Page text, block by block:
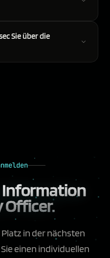
Sie über die
Information
Officer.
in der nächsten
einen individuellen